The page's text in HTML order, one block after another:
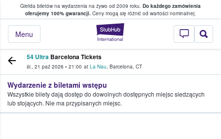
Giełda biletów na wydarzenia na żywo od 2009 roku. Do każdego zamówienia
oferujemy 100% gwarancji. Ceny mogą się różnić od wartości nominalnej.
StubHub —
Menu
w którym fani i kibice kupują i
54 Ultra Barcelona Tickets
śr., 21 paź 2026 • 21:00 at La Nau, Barcelona, CT
Wydarzenie z biletami wstępu
Wszystkie bilety dają dostęp do dowolnych dostępnych miejsc siedzących
lub stojących. Nie ma przypisanych miejsc.